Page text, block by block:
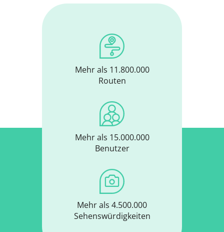
Mehr als 11.800.000
Routen
Mehr als 15.000.000
Benutzer
Mehr als 4.500.000
Sehenswürdigkeiten